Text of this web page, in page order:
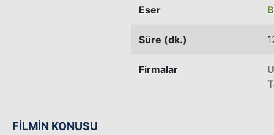
Eser
Süre (dk.)
Firmalar
FİLMİN KONUSU